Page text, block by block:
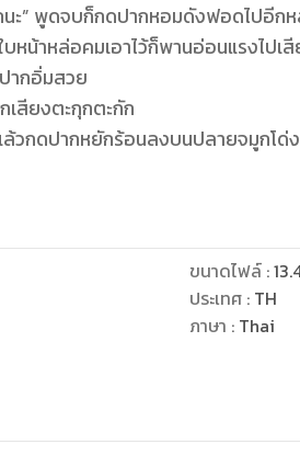
ะ” พูดจบก็กดปากหอมดังฟอดไปอีกห
หน้าหล่อคมเอาไว้ก็พานอ่อนแรงไปเ
ากอิ่มสวย
เสียงตะกุกตะกัก
ล้วกดปากหยักร้อนลงบนปลายจมูกโด่
แทนเรียวปาก มือใหญ่เริ่มเคลื่อนไห
เองก็ทนให้เป็นแบบนี้ไม่ได้อีกต่อไป จึ
องห้ามแล้วเบี่ยงหน้าหนีไป มือก็ผลักไส
ขนาดไฟล์:
ประเทศ : TH
ภาษา : Thai